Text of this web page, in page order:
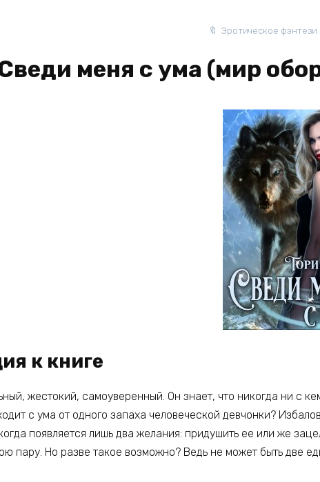
Эротическое фэнтези
меня с ума (мир
к книге
жестокий, самоуверенный. Он знает, что никогда ни с
с ума от одного запаха человеческой девчонки?
появляется лишь два желания: придушить ее или же
пару. Но разве такое возможно? Ведь не может быть две